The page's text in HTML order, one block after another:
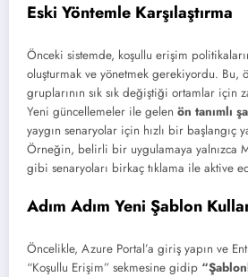
Eski Yöntemle Karşılaştırma
Önceki sistemde, koşullu erişim
oluşturmak ve yönetmek gerekiyordu. Bu,
gruplarının sık sık değiştiği ortamlar için
Yeni güncellemeler ile gelen ön tanımlı
yaygın senaryolar için hızlı bir başlangıç
Örneğin, belirli bir uygulamaya yalnızca
gibi senaryoları birkaç tıklama ile aktive
Adım Adım Yeni Şablon
Öncelikle, Azure Portal’a giriş yapın ve
“Koşullu Erişim” sekmesine gidip